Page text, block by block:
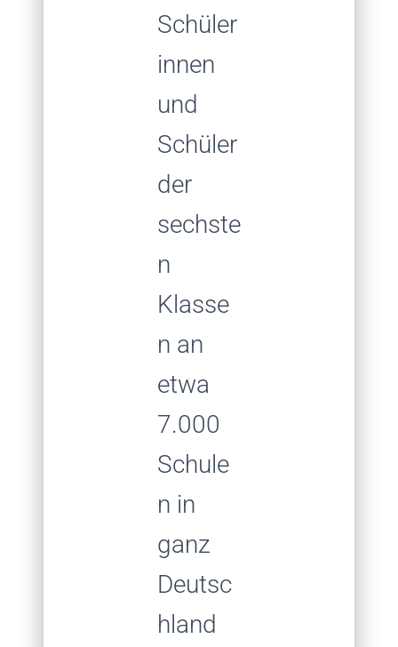
Schüler
innen
und
Schüler
der
sechste
n
Klasse
n an
etwa
7.000
Schule
n in
ganz
Deutsc
hland